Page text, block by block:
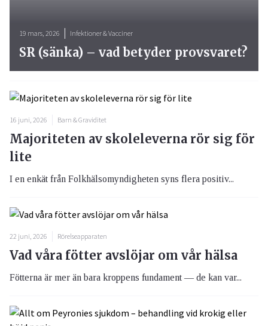
16 juni, 2026 Barn & Graviditet
Majoriteten av skoleleverna rör sig för
lite
I en enkät från Folkhälsomyndigheten syns flera positiv...
22 juni, 2026 Rörelseapparaten
Vad våra fötter avslöjar om vår hälsa
Fötterna är mer än bara kroppens fundament — de kan var...
19 mars, 2026 Infektioner & Vacciner
SR (sänka) – vad betyder provsvaret?